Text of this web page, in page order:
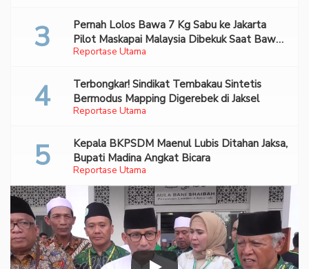
Reportase Utama
Pernah Lolos Bawa 7 Kg Sabu ke Jakarta
Pilot Maskapai Malaysia Dibekuk Saat Bawa
70 Ribu Pil Ekstasi Di Bandara Soetta
Reportase Utama
Terbongkar! Sindikat Tembakau Sintetis
Bermodus Mapping Digerebek di Jaksel
Reportase Utama
Kepala BKPSDM Maenul Lubis Ditahan Jaksa,
Bupati Madina Angkat Bicara